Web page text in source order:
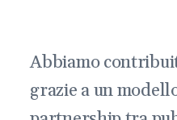
Abbiamo
grazie a un